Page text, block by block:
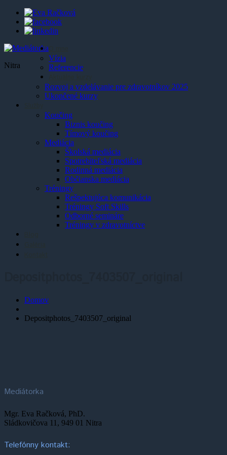
Nitra
Vízia
Referencie
Rozvoj a vzdelávanie pre zdravotníkov 2025
Ukončené kurzy
Koučing
Biznis koučing
Tímový koučing
Mediácia
Školská mediácia
Spotrebiteľská mediácia
Rodinná mediácia
Občianska mediácia
Tréningy
Rešpektujúca komunikácia
Tréningy Soft Skills
Odborné semináre
Tréningy v zdravotníctve
Domov
Depositphotos_7403507_original
Mediátorka
Mgr. Eva Račková, PhD.
Sládkovičova 11, 949 01 Nitra
Telefónny kontakt: